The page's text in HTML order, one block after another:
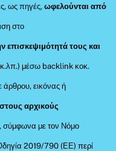
ως πηγές,ωφελούνται από
στο
επισκεψιμότητά τους και
μέσω backlink κοκ.
άρθρου, εικόνας ή
αρχικούς
, σύμφωνα με τον Νόμο
2019/790 (ΕΕ) περί